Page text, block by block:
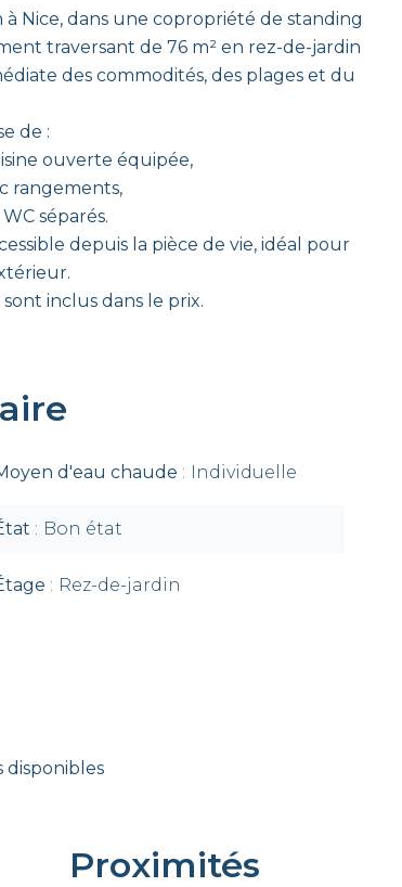
Nice, dans une copropriété de standing
traversant de 76 m² en rez-de-jardin
des commodités, des plages et du
de :
ouverte équipée,
rangements,
séparés.
depuis la pièce de vie, idéal pour
inclus dans le prix.
d'eau chaude Individuelle
Bon état
Rez-de-jardin
disponibles
Proximités